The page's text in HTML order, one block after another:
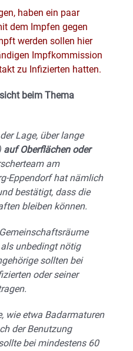
haben ein paar
dem Impfen gegen
werden sollen hier
Impfkommission
zu Infizierten hatten.
beim Thema
Lage, über lange
auf Oberflächen oder
am
Eppendorf hat nämlich
bestätigt, dass die
bleiben können.
unbedingt nötig
sollten bei
oder seiner
wie etwa Badarmaturen
der Benutzung
bei mindestens 60